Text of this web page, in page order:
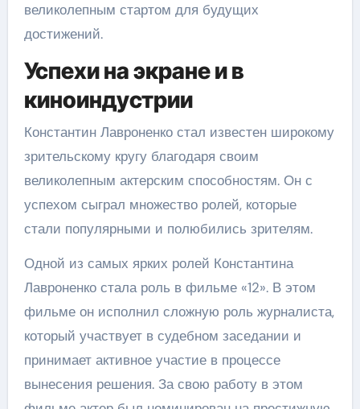
великолепным стартом для будущих
достижений.
Успехи на экране и в
киноиндустрии
Константин Лавроненко стал известен широкому
зрительскому кругу благодаря своим
великолепным актерским способностям. Он с
успехом сыграл множество ролей, которые
стали популярными и полюбились зрителям.
Одной из самых ярких ролей Константина
Лавроненко стала роль в фильме «12». В этом
фильме он исполнил сложную роль журналиста,
который участвует в судебном заседании и
принимает активное участие в процессе
вынесения решения. За свою работу в этом